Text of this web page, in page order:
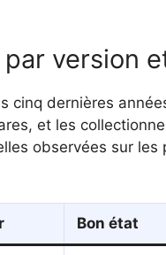
version
cinq dernières
et les
observées sur
Bon état